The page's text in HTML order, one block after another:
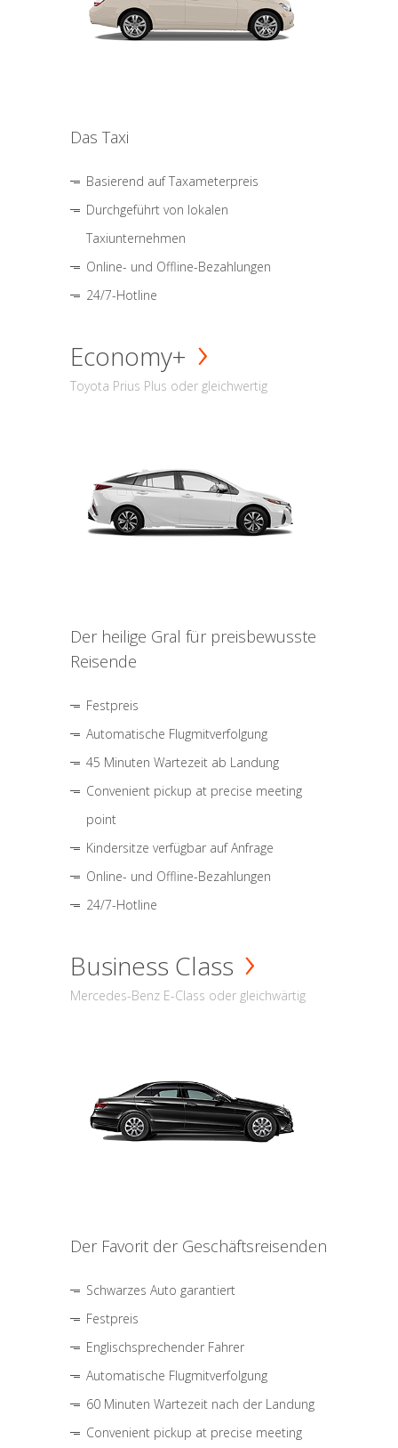
Das Taxi
Basierend auf Taxameterpreis
Durchgeführt von lokalen
Taxiunternehmen
Online- und Offline-Bezahlungen
24/7-Hotline
Economy+
Toyota Prius Plus oder gleichwertig
Der heilige Gral für preisbewusste
Reisende
Festpreis
Automatische Flugmitverfolgung
45 Minuten Wartezeit ab Landung
Convenient pickup at precise meeting
point
Kindersitze verfügbar auf Anfrage
Online- und Offline-Bezahlungen
24/7-Hotline
Business Class
Mercedes-Benz E-Class oder gleichwärtig
Der Favorit der Geschäftsreisenden
Schwarzes Auto garantiert
Festpreis
Englischsprechender Fahrer
Automatische Flugmitverfolgung
60 Minuten Wartezeit nach der Landung
Convenient pickup at precise meeting